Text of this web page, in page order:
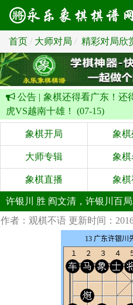
首页 大师对局 精彩对局欣
公告 | 象棋还得看广东！还
虎VS越南十雄！ (07-15)
象棋开局 象棋
大师专辑 象
象棋直播 象棋
许银川 胜 阎文清，许银川百
作者：观棋不语 更新时间：